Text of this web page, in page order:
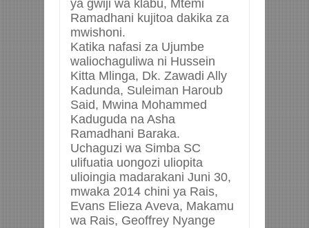
ya gwiji wa klabu, Mtemi
Ramadhani kujitoa dakika za
mwishoni.
Katika nafasi za Ujumbe
waliochaguliwa ni Hussein
Kitta Mlinga, Dk. Zawadi Ally
Kadunda, Suleiman Haroub
Said, Mwina Mohammed
Kaduguda na Asha
Ramadhani Baraka.
Uchaguzi wa Simba SC
ulifuatia uongozi uliopita
ulioingia madarakani Juni 30,
mwaka 2014 chini ya Rais,
Evans Elieza Aveva, Makamu
wa Rais, Geoffrey Nyange